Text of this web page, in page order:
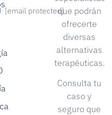
[email protected]que podrán
ofrecerte
diversas
alternativas
terapéuticas.
Consulta tu
caso y
seguro que